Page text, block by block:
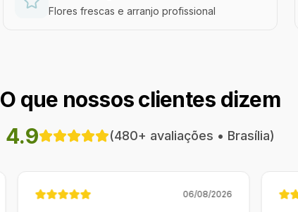
Flores frescas e arranjo profissional
O que nossos clientes dizem
4.9
(480+ avaliações • Brasília)
05/08/2026